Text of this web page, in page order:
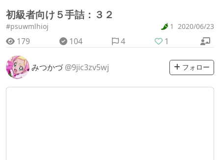
初級者向け５手詰：３２
#psuwmlhioj 1 2020/06/23
179 104 4 1
みつかづ @9jic3zv5wj フォロー